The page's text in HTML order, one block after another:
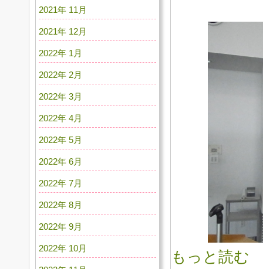
もっと読む
2021年 11月
2021年 12月
2022年 1月
2022年 2月
2022年 3月
2022年 4月
2022年 5月
2022年 6月
2022年 7月
2022年 8月
2022年 9月
2022年 10月